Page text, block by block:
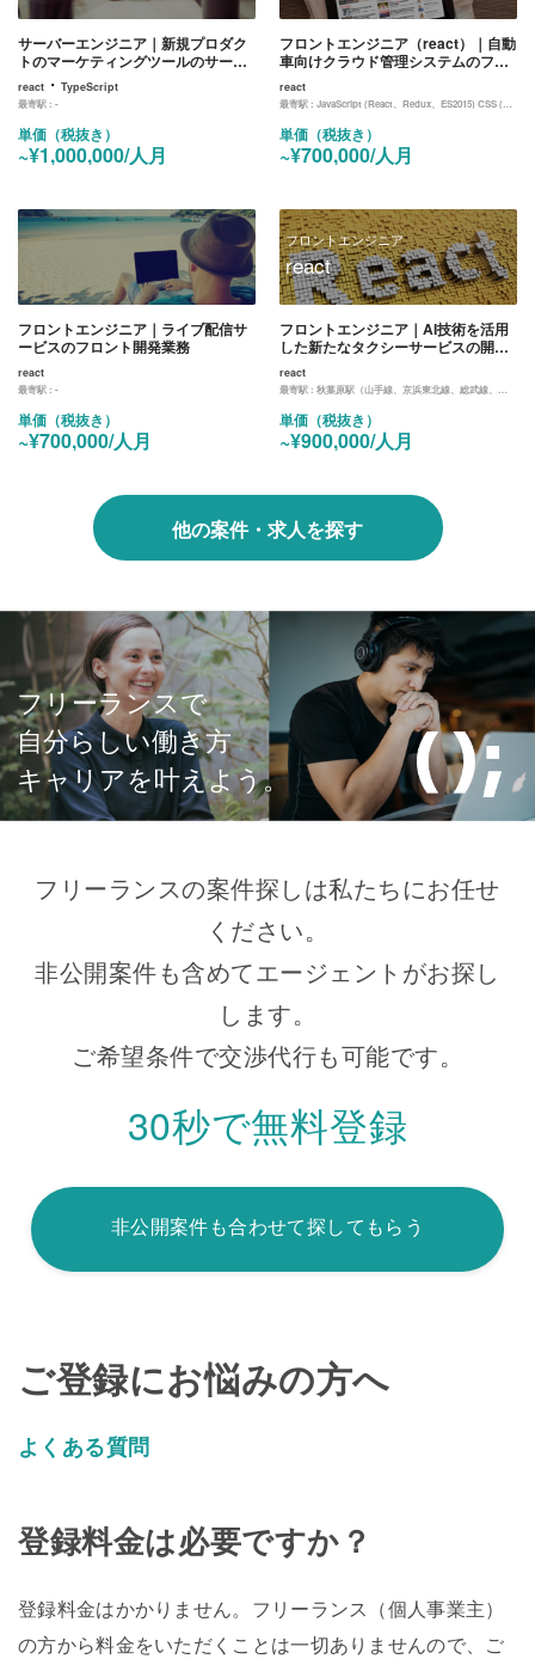
サーバーエンジニア｜新規プロダク
トのマーケティングツールのサーバ
ー開発業務
react ・ TypeScript
最寄駅 : -
単価（税抜き）
~¥1,000,000/人月
フロントエンジニア（react）｜自動
車向けクラウド管理システムのフロ
react
最寄駅 :JavaScript (React、Redux、ES2015) CSS (PostCSS、SaSS) ビルド・タスクランナー (Gulp、Webpack) UIデザイン・プロトタイピングツール (Sketch、Adobe XD)
単価（税抜き）
~¥700,000/人月
フロントエンジニア｜ライブ配信サ
ービスのフロント開発業務
react
最寄駅 : -
単価（税抜き）
~¥700,000/人月
フロントエンジニア
react
フロントエンジニア｜AI技術を活用
した新たなタクシーサービスの開発
案件
react
最寄駅 :秋葉原駅（山手線、京浜東北線、総武線、日比谷線）
単価（税抜き）
~¥900,000/人月
他の案件・求人を探す
フリーランスで
自分らしい働き方
キャリアを叶えよう。
フリーランスの案件探しは私たちにお任せ
ください。
非公開案件も含めてエージェントがお探し
します。
ご希望条件で交渉代行も可能です。
30秒で無料登録
非公開案件も合わせて探してもらう
ご登録にお悩みの方へ
よくある質問
登録料金は必要ですか？
登録料金はかかりません。フリーランス（個人事業主）
の方から料金をいただくことは一切ありませんので、ご